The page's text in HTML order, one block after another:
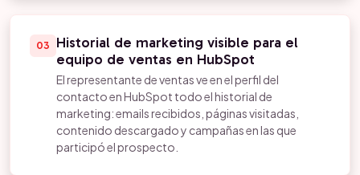
03
Historial de marketing visible para el
equipo de ventas en HubSpot
El representante de ventas ve en el perfil del
contacto en HubSpot todo el historial de
marketing: emails recibidos, páginas visitadas,
contenido descargado y campañas en las que
participó el prospecto.